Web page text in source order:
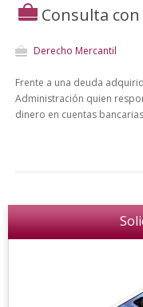
Consulta
Derecho Mercantil
Frente a una deuda
Administración quien
dinero en cuentas